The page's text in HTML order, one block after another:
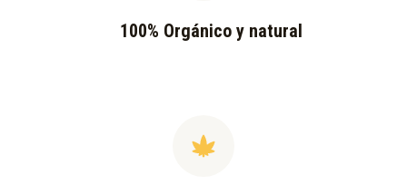
100% Orgánico y natural